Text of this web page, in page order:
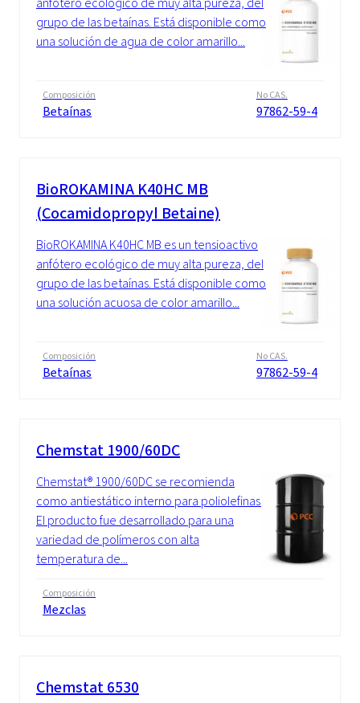
grupo de las betaínas. Está disponible como
una solución de agua de color amarillo...
Composición
Betaínas
No CAS.
97862-59-4
BioROKAMINA K40HC MB
(Cocamidopropyl Betaine)
BioROKAMINA K40HC MB es un tensioactivo
anfótero ecológico de muy alta pureza, del
grupo de las betaínas. Está disponible como
una solución acuosa de color amarillo...
Composición
Betaínas
No CAS.
97862-59-4
Chemstat 1900/60DC
Chemstat® 1900/60DC se recomienda
como antiestático interno para poliolefinas.
El producto fue desarrollado para una
variedad de polímeros con alta
temperatura de...
Composición
Mezclas
Chemstat 6530